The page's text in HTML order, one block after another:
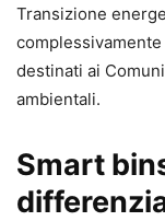
Transizione
destinati ai
ambientali.
Smart